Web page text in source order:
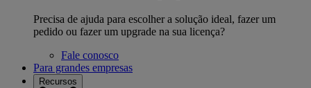
Precisa de ajuda para escolher a solução ideal, fazer um
pedido ou fazer um upgrade na sua licença?
Fale conosco
Para grandes empresas
Recursos